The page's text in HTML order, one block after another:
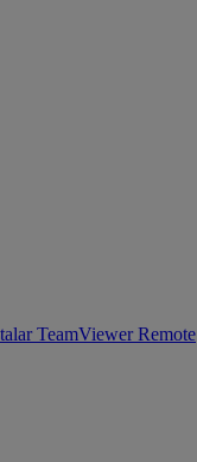
TeamViewer Remote